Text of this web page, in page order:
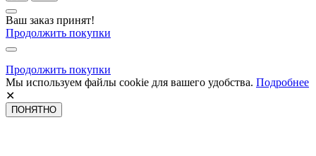
Ваш заказ принят!
Продолжить покупки
Продолжить покупки
Мы используем файлы cookie для вашего удобства. Подробнее
✕
ПОНЯТНО